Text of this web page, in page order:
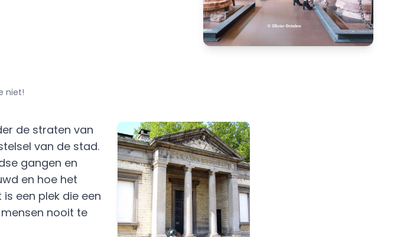
niet!
de straten van
van de stad.
gangen en
en hoe het
een plek die een
nooit te